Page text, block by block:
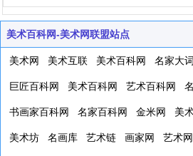
美术百科网-美术网联盟站点
美术网 美术互联 美术百科网 名家大
巨匠百科网 美术百科网 艺术百科网
书画家百科网 名家百科网 金米网 美
美术坊 名画库 艺术链 画家网 艺术网